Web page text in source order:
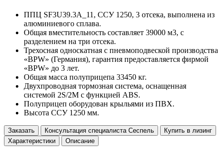
ППЦ SF3U39.3A_11, ССУ 1250, 3 отсека, выполнена из
алюминиевого сплава.
Общая вместительность составляет 39000 м3, с
разделением на три отсека.
Трехосная односкатная с пневмоподвеской производства
«BPW» (Германия), гарантия предоставляется фирмой
«BPW» до 3 лет.
Общая масса полуприцепа 33450 кг.
Двухпроводная тормозная система, оснащенная
системой 2S/2M с функцией ABS.
Полуприцеп оборудован крыльями из ПВХ.
Высота ССУ 1250 мм.
Заказать Консультация специалиста Сеспель
Купить в лизинг
Характеристики
Описание